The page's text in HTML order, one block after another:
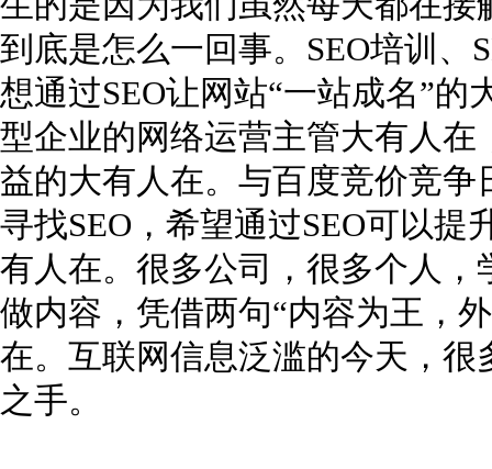
到底是怎么一回事。SEO培训、
想通过SEO让网站“一站成名”的
型企业的网络运营主管大有人在
益的大有人在。与百度竞价竞
寻找SEO，希望通过SEO可以
有人在。很多公司，很多个人，
做内容，凭借两句“内容为王，
在。互联网信息泛滥的今天，
之手。